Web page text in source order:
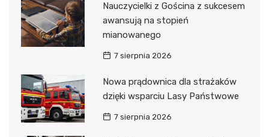
Nauczycielki z Gościna z sukcesem
awansują na stopień
mianowanego
7 sierpnia 2026
Nowa prądownica dla strażaków
dzięki wsparciu Lasy Państwowe
7 sierpnia 2026